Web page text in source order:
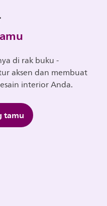
di rak buku -
aksen dan membuat
interior Anda.
tamu